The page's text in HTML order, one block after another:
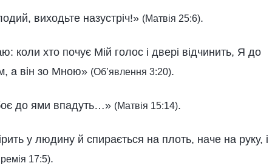
виходьте назустріч!» (Матвія 25:6).
коли хто почує Мій голос і двері відчинить, Я до
а він зо Мною» (Об’явлення 3:20).
до ями впадуть…» (Матвія 15:14).
у людину й спирається на плоть, наче на руку, і
17:5).